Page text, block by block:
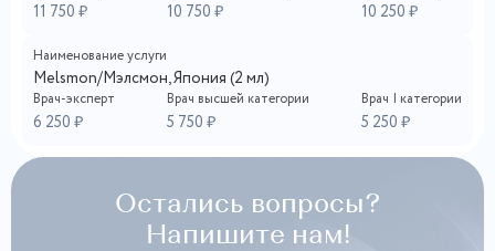
11 750 ₽ 10 750 ₽ 10 250 ₽
Наименование услуги
Melsmon/Мэлсмон, Япония (2 мл)
Врач-эксперт
6 250 ₽
Врач высшей категории
5 750 ₽
Врач I категории
5 250 ₽
Остались вопросы?
Напишите нам!